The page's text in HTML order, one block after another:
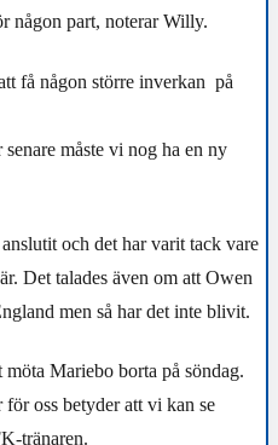
någon part, noterar Willy.
få någon större inverkan på
måste vi nog ha en ny
och det har varit tack vare
Det talades även om att Owen
men så har det inte blivit.
Mariebo borta på söndag.
oss betyder att vi kan se
tränaren.